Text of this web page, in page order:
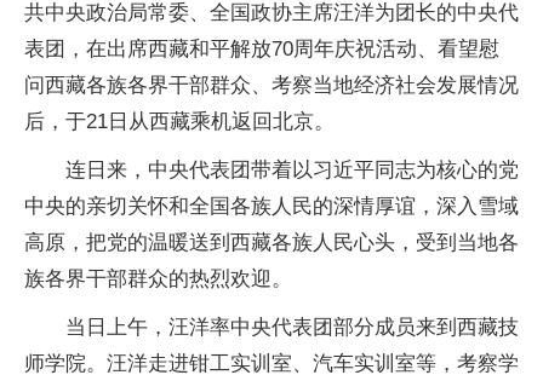
共中央政治局常委、全国政协主席汪洋为团长的中央代
表团，在出席西藏和平解放70周年庆祝活动、看望慰
问西藏各族各界干部群众、考察当地经济社会发展情况
后，于21日从西藏乘机返回北京。
连日来，中央代表团带着以习近平同志为核心的党
中央的亲切关怀和全国各族人民的深情厚谊，深入雪域
高原，把党的温暖送到西藏各族人民心头，受到当地各
族各界干部群众的热烈欢迎。
当日上午，汪洋率中央代表团部分成员来到西藏技
师学院。汪洋走进钳工实训室、汽车实训室等，考察学